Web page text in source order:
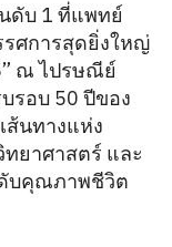
ดับ 1 ที่แพทย์
ศการสุดยิ่งใหญ่
ณ ไปรษณีย์
รอบ 50 ปีของ
นทางแห่ง
ยาศาสตร์ และ
บคุณภาพชีวิต